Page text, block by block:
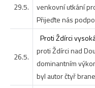
29.5.
venkovní utkání
Přijeďte nás
26.5.
Proti Ždírci
proti Ždírci nad
dominantním
byl autor čtyř